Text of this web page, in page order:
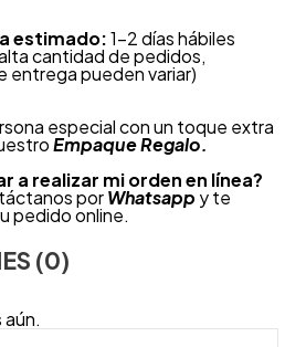
estimado:1-2 días hábiles
cantidad de pedidos,
entrega pueden variar)
especial con un toque extra
Empaque Regalo.
a realizar mi orden en línea?
porWhatsapp y te
pedido online.
(0)